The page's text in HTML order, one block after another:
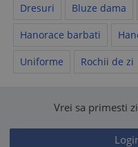
Dresuri Bluze dama
Hanorace barbati
Uniforme Rochii de zi
Vrei sa primesti